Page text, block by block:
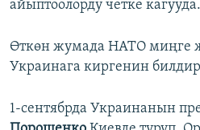
айыптоолорду четке кагууда.
Өткөн жумада НАТО миңге
Украинага киргенин
1-сентябрда Украинанын